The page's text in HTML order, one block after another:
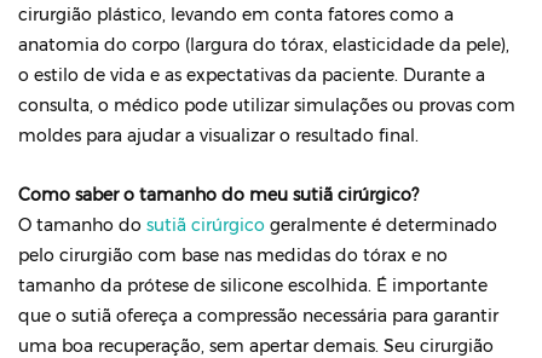
cirurgião plástico, levando em conta fatores como a
anatomia do corpo (largura do tórax, elasticidade da pele),
o estilo de vida e as expectativas da paciente. Durante a
consulta, o médico pode utilizar simulações ou provas com
moldes para ajudar a visualizar o resultado final.
Como saber o tamanho do meu sutiã cirúrgico?
O tamanho do sutiã cirúrgico geralmente é determinado
pelo cirurgião com base nas medidas do tórax e no
tamanho da prótese de silicone escolhida. É importante
que o sutiã ofereça a compressão necessária para garantir
uma boa recuperação, sem apertar demais. Seu cirurgião